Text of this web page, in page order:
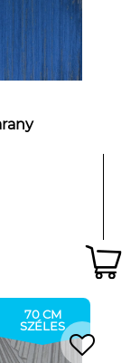
70 CM
SZÉLES